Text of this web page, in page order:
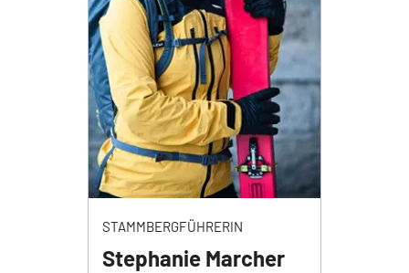
STAMMBERGFÜHRERIN
Stephanie Marcher